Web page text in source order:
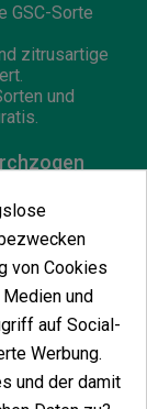
GSC-Sorte
zitrusartige
und
.
von Cookies
und
auf Social-
Werbung.
und der damit